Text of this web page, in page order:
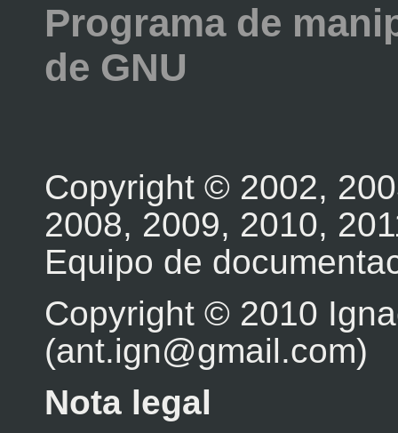
Programa de
de GNU
Copyright © 2002,
2008, 2009, 2010,
Equipo de
Copyright © 2010
(ant.ign@gmail.com)
Nota legal